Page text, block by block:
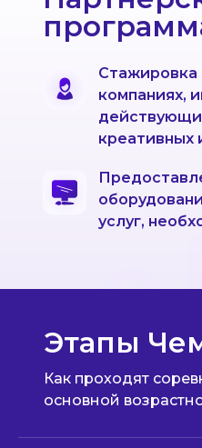
Стажировка
компаниях,
креативных
услуг,
Как проходят
основной
Этапы